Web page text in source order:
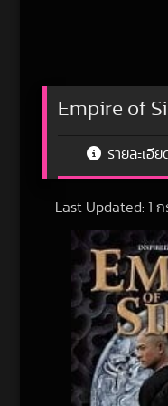
Empire of
รายละเอีย
Last Updated: 1